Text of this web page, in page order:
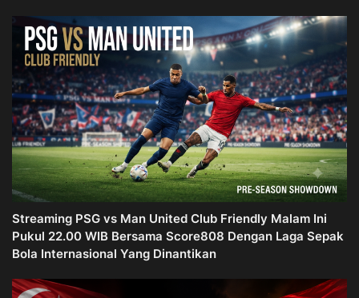
Streaming PSG vs Man United Club Friendly Malam Ini
Pukul 22.00 WIB Bersama Score808 Dengan Laga Sepak
Bola Internasional Yang Dinantikan